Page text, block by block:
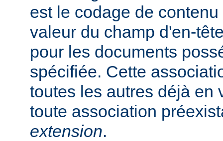
est le codage de
valeur du champ d'en-
pour les documents
spécifiée. Cette
toutes les autres déjà en
toute association
extension.